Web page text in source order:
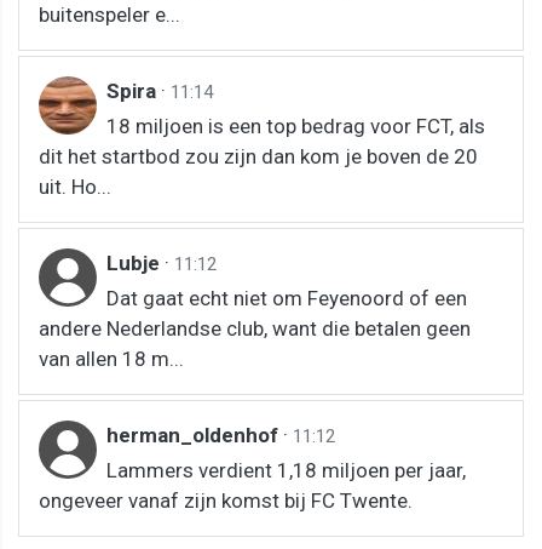
buitenspeler e...
Spira · 11:14
18 miljoen is een top bedrag voor FCT, als
dit het startbod zou zijn dan kom je boven de 20
uit. Ho...
Lubje · 11:12
Dat gaat echt niet om Feyenoord of een
andere Nederlandse club, want die betalen geen
van allen 18 m...
herman_oldenhof · 11:12
Lammers verdient 1,18 miljoen per jaar,
ongeveer vanaf zijn komst bij FC Twente.